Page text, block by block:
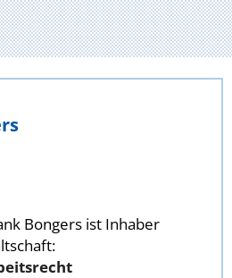
Bongers ist Inhaber